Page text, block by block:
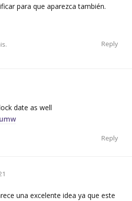
para que aparezca también.
Reply
date as well
Reply
una excelente idea ya que este